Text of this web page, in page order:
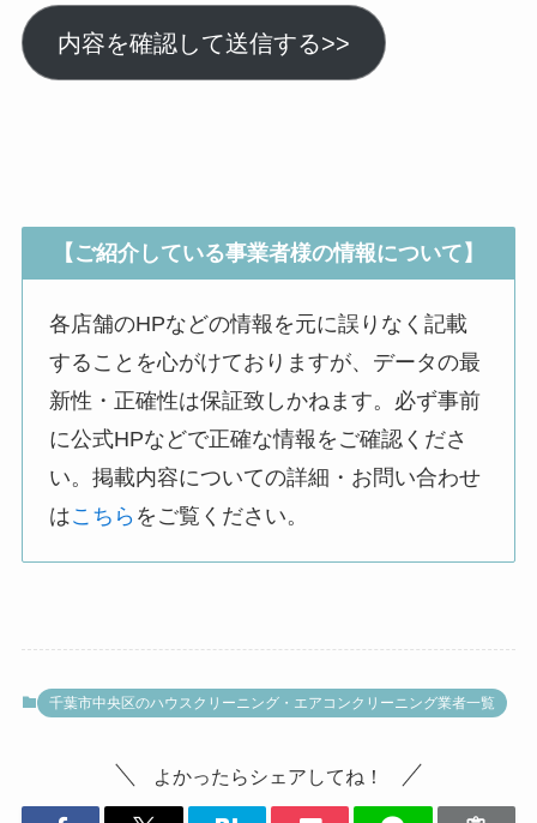
内容を確認して送信する>>
【ご紹介している事業者様の情報について】
各店舗のHPなどの情報を元に誤りなく記載
することを心がけておりますが、データの最
新性・正確性は保証致しかねます。必ず事前
に公式HPなどで正確な情報をご確認くださ
い。掲載内容についての詳細・お問い合わせ
はこちら をご覧ください。
千葉市中央区のハウスクリーニング・エアコンクリーニング業者一覧
よかったらシェアしてね！